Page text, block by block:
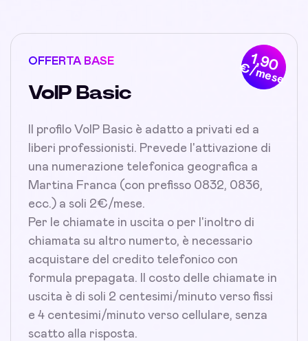
1,90
€/mese
OFFERTA BASE
VoIP Basic
Il profilo VoIP Basic è adatto a privati ed a
liberi professionisti. Prevede l'attivazione di
una numerazione telefonica geografica a
Martina Franca (con prefisso 0832, 0836,
ecc.) a soli 2€/mese.
Per le chiamate in uscita o per l'inoltro di
chiamata su altro numerto, è necessario
acquistare del credito telefonico con
formula prepagata. Il costo delle chiamate in
uscita è di soli 2 centesimi/minuto verso fissi
e 4 centesimi/minuto verso cellulare, senza
scatto alla risposta.